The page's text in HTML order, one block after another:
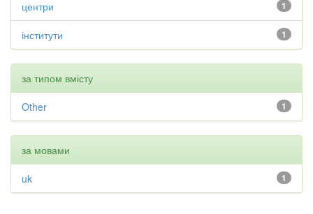
1
центри
1
інститути
за типом вмісту
1
Other
за мовами
1
uk